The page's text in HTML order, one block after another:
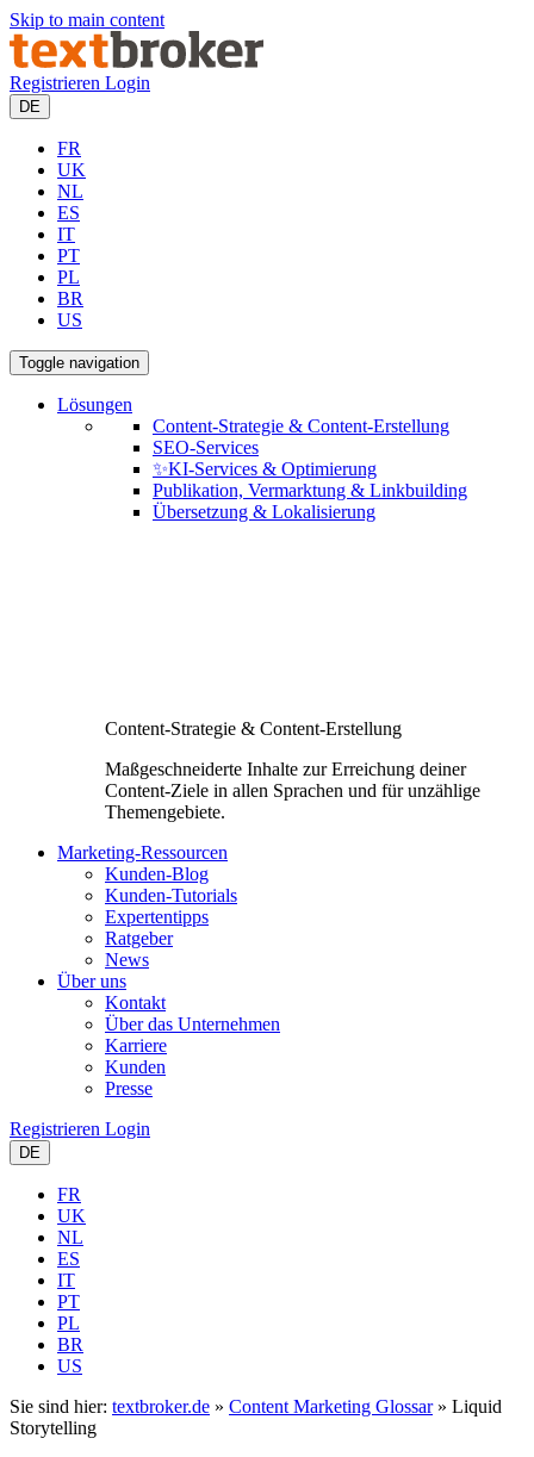
Skip to main content
Registrieren Login
DE
FR
UK
NL
ES
IT
PT
PL
BR
US
Toggle navigation
Lösungen
Content-Strategie & Content-Erstellung
SEO-Services
✨KI-Services & Optimierung
Publikation, Vermarktung & Linkbuilding
Übersetzung & Lokalisierung
Content-Strategie & Content-Erstellung
Maßgeschneiderte Inhalte zur Erreichung deiner
Content-Ziele in allen Sprachen und für unzählige
Themengebiete.
Marketing-Ressourcen
Kunden-Blog
Kunden-Tutorials
Expertentipps
Ratgeber
News
Über uns
Kontakt
Über das Unternehmen
Karriere
Kunden
Presse
Registrieren Login
DE
FR
UK
NL
ES
IT
PT
PL
BR
US
Sie sind hier: textbroker.de » Content Marketing Glossar» Liquid
Storytelling